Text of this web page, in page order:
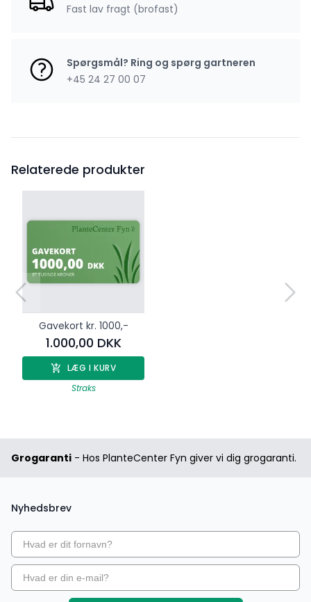
Fast lav fragt (brofast)
Spørgsmål? Ring og spørg gartneren
+45 24 27 00 07
Relaterede produkter
Gavekort kr. 1000,-
1.000,00 DKK
LÆG I KURV
Straks
Grogaranti - Hos PlanteCenter Fyn giver vi dig grogaranti.
Nyhedsbrev